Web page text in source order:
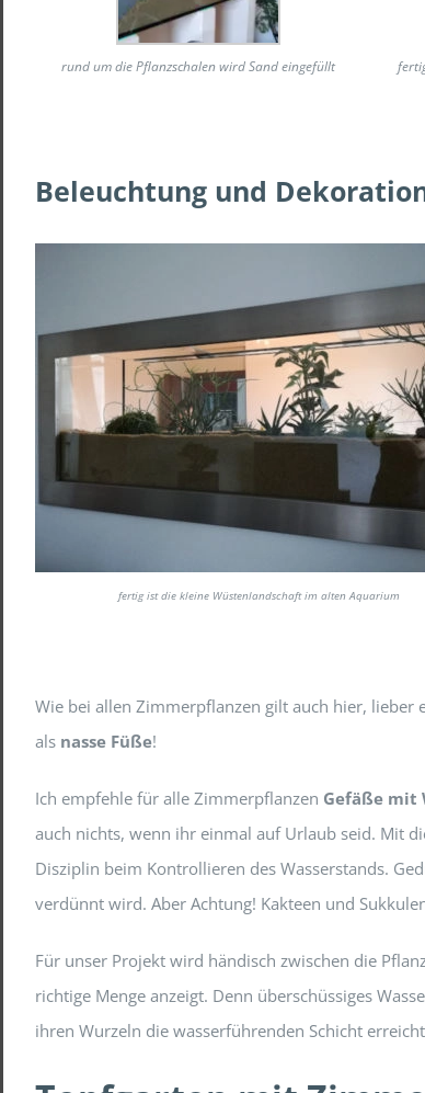
rund um die Pflanzschalen wird Sand eingefüllt
Beleuchtung und
fertig ist die kleine Wüstenlandschaft im alten Aquarium
Wie bei allen Zimmerpflanzen gilt auch hier, lieber
als nasse Füße!
Ich empfehle für alle Zimmerpflanzen Gefäße mit
auch nichts, wenn ihr einmal auf Urlaub seid. Mit
Disziplin beim Kontrollieren des Wasserstands.
verdünnt wird. Aber Achtung! Kakteen und
Für unser Projekt wird händisch zwischen die
richtige Menge anzeigt. Denn überschüssiges
ihren Wurzeln die wasserführenden Schicht